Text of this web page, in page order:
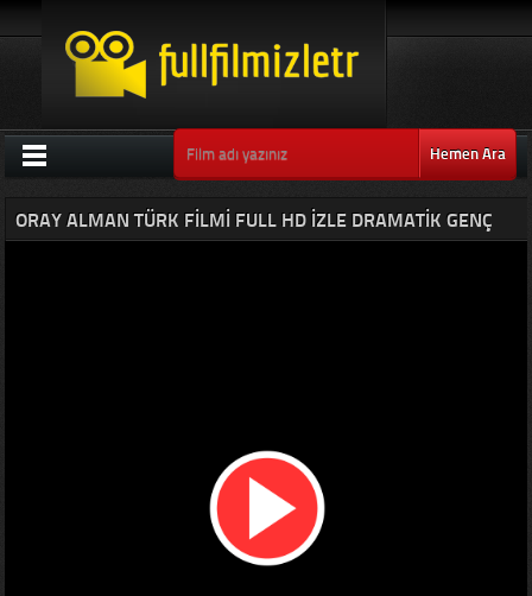
Hemen Ara
ORAY ALMAN TÜRK FILMI FULL HD IZLE DRAMATIK GENÇ